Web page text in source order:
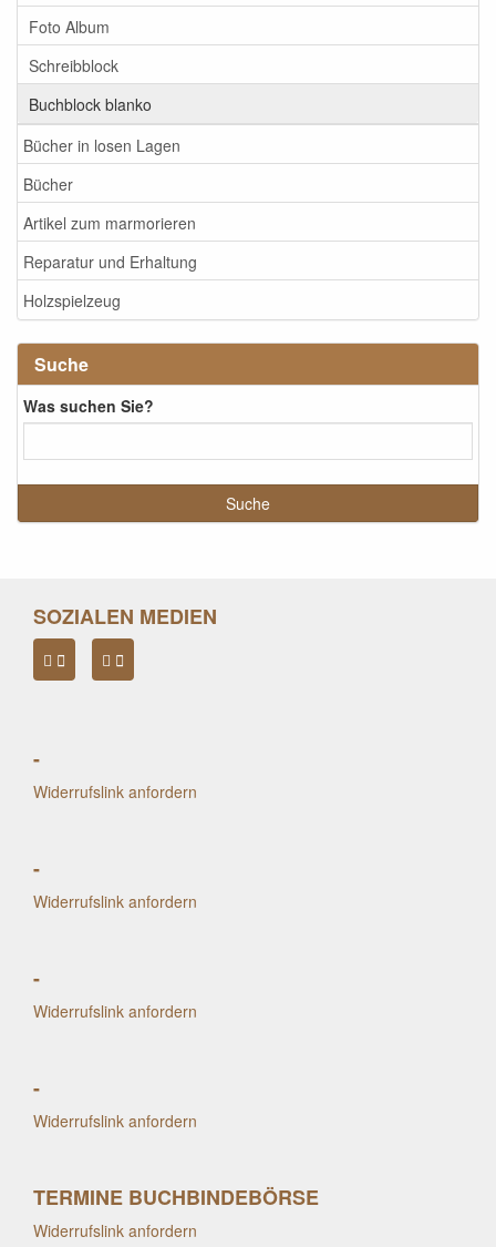
Foto Album
Schreibblock
Buchblock blanko
Bücher in losen Lagen
Bücher
Artikel zum marmorieren
Reparatur und Erhaltung
Holzspielzeug
Suche
Was suchen Sie?
SOZIALEN MEDIEN
-
Widerrufslink anfordern
-
Widerrufslink anfordern
-
Widerrufslink anfordern
-
Widerrufslink anfordern
TERMINE BUCHBINDEBÖRSE
Widerrufslink anfordern